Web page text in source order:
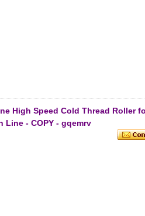
High Speed Cold Thread Roller
Line - COPY - gqemrv